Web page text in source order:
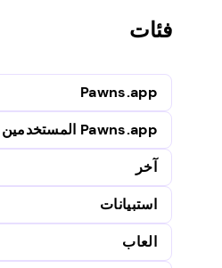
فئات
Pawns.app
Pawns.app المستخدمين
آخر
استبيانات
العاب